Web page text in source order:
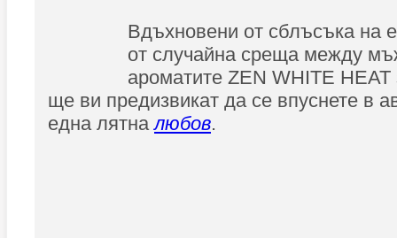
Вдъхновени от сблъсъка на
от случайна среща между
ароматите ZEN WHITE HEAT
ще ви предизвикат да се впуснете в
една лятналюбов.